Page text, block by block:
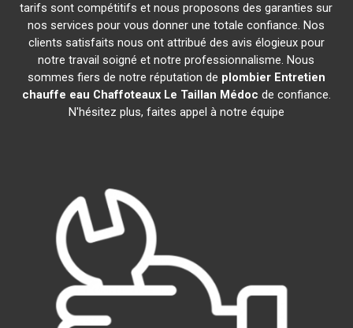
tarifs sont compétitifs et nous proposons des garanties sur
nos services pour vous donner une totale confiance. Nos
clients satisfaits nous ont attribué des avis élogieux pour
notre travail soigné et notre professionnalisme. Nous
sommes fiers de notre réputation de plombier Entretien
chauffe eau Chaffoteaux Le Taillan Médoc de confiance.
N'hésitez plus, faites appel à notre équipe